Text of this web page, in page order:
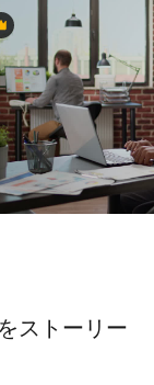
Premium
Premium
ストーリー